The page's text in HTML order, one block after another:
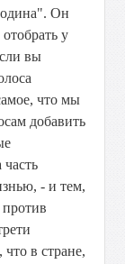
Он
у
вы
что мы
добавить
- и тем,
против
в стране,